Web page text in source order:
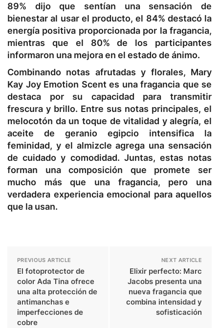
89% dijo que sentían una sensación de
bienestar al usar el producto, el 84% destacó la
energía positiva proporcionada por la fragancia,
mientras que el 80% de los participantes
informaron una mejora en el estado de ánimo.
Combinando notas afrutadas y florales, Mary
Kay Joy Emotion Scent es una fragancia que se
destaca por su capacidad para transmitir
frescura y brillo. Entre sus notas principales, el
melocotón da un toque de vitalidad y alegría, el
aceite de geranio egipcio intensifica la
feminidad, y el almizcle agrega una sensación
de cuidado y comodidad. Juntas, estas notas
forman una composición que promete ser
mucho más que una fragancia, pero una
verdadera experiencia emocional para aquellos
que la usan.
PREVIOUS ARTICLE
El fotoprotector de
color Ada Tina ofrece
una alta protección de
antimanchas e
imperfecciones de
cobre
NEXT ARTICLE
Elixir perfecto: Marc
Jacobs presenta una
nueva fragancia que
combina intensidad y
sofisticación